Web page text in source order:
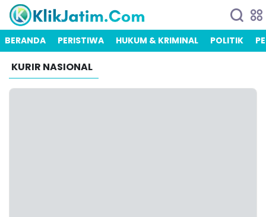
BERANDA PERISTIWA HUKUM & KRIMINAL POLITIK
KURIR NASIONAL